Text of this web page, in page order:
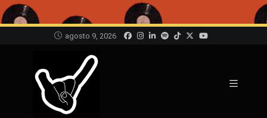
agosto 9, 2026